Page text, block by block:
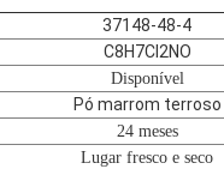
37148-48-4
C8H7Cl2NO
Disponível
Pó marrom terroso
24 meses
Lugar fresco e seco